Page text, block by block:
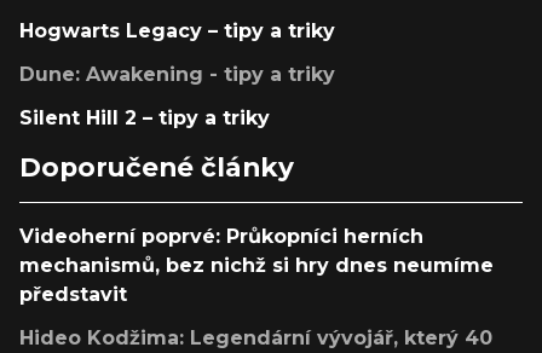
Hogwarts Legacy – tipy a triky
Dune: Awakening - tipy a triky
Silent Hill 2 – tipy a triky
Doporučené články
Videoherní poprvé: Průkopníci herních
mechanismů, bez nichž si hry dnes neumíme
představit
Hideo Kodžima: Legendární vývojář, který 40